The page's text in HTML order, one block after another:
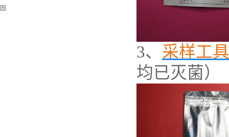
园
3、 采样工具
均已灭菌）